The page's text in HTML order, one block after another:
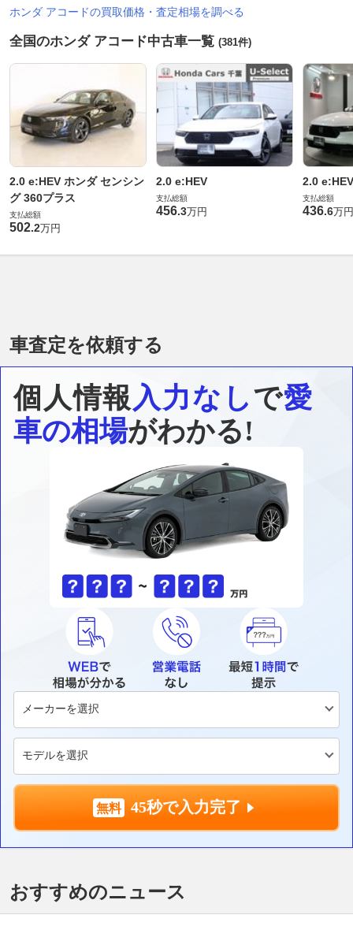
ホンダ アコードの買取価格・査定相場を調べる
全国のホンダ アコード中古車一覧 (381件)
2.0 e:HEV ホンダ センシン
グ 360プラス
支払総額
502.2万円
2.0 e:HEV
支払総額
456.3万円
2.0 e:HEV
支払総額
436.6万円
車査定を依頼する
個人情報 入力なしで愛
車の相場がわかる!
45秒で入力完了
おすすめのニュース